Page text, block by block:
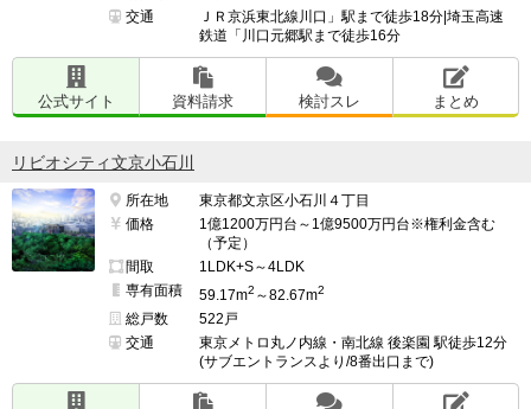
交通
ＪＲ京浜東北線川口」駅まで徒歩18分|埼玉高速
鉄道「川口元郷駅まで徒歩16分
公式サイト 資料請求 検討スレ まとめ
リビオシティ文京小石川
所在地
東京都文京区小石川４丁目
価格
1億1200万円台～1億9500万円台※権利金含む
（予定）
間取
1LDK+S～4LDK
専有面積
59.17m2 ～82.67m2
総戸数
522戸
交通
東京メトロ丸ノ内線・南北線 後楽園 駅徒歩12分
(サブエントランスより/8番出口まで)